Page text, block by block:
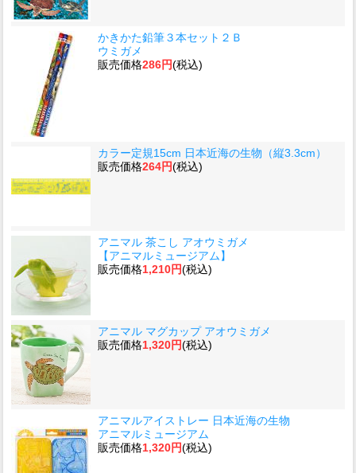
かきかた鉛筆３本セット２Ｂ
ウミガメ
販売価格286円(税込)
カラー定規15cm 日本近海の生物（縦3.3cm）
販売価格264円(税込)
アニマル 茶こし アオウミガメ
【アニマルミュージアム】
販売価格1,210円(税込)
アニマル マグカップ アオウミガメ
販売価格1,320円(税込)
アニマルアイストレー 日本近海の生物
アニマルミュージアム
販売価格1,320円(税込)